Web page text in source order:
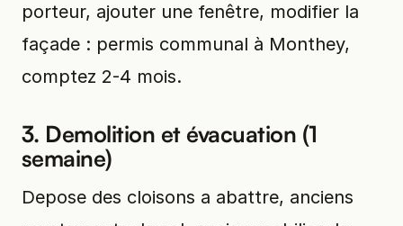
porteur, ajouter une fenêtre, modifier la
façade : permis communal à Monthey,
comptez 2-4 mois.
3. Demolition et évacuation (1
semaine)
Depose des cloisons a abattre, anciens